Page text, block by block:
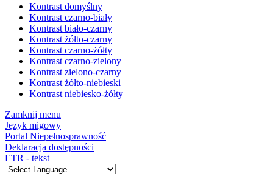
Kontrast domyślny
Kontrast czarno-biały
Kontrast biało-czarny
Kontrast żółto-czarny
Kontrast czarno-żółty
Kontrast czarno-zielony
Kontrast zielono-czarny
Kontrast żółto-niebieski
Kontrast niebiesko-żółty
Zamknij menu
Język migowy
Portal Niepełnosprawność
Deklaracja dostępności
ETR - tekst